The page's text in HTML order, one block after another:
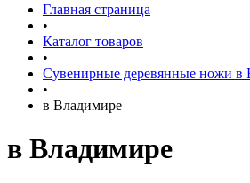
Главная страница
•
Каталог товаров
•
Сувенирные деревянные ножи в
•
в Владимире
в Владимире